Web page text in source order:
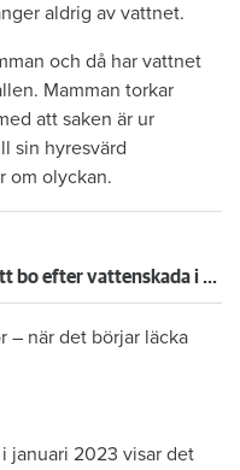
aldrig av vattnet.
och då har vattnet
Mamman torkar
att saken är ur
sin hyresvärd
om olyckan.
600 kronor dyrare att bo efter vattenskada i Varberg
– när det börjar läcka
januari 2023 visar det